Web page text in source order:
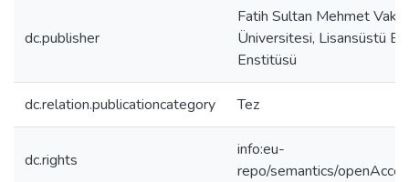
dc.publisher
Fatih Sultan Mehmet Vakıf
Üniversitesi, Lisansüstü
Enstitüsü
dc.relation.publicationcategory Tez
dc.rights
info:eu-
repo/semantics/